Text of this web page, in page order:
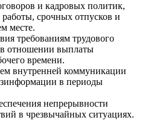
и кадровых политик,
срочных отпусков и
месте.
требованиям трудового
отношении выплаты
времени.
внутренней коммуникации
в периоды
непрерывности
в чрезвычайных ситуациях.